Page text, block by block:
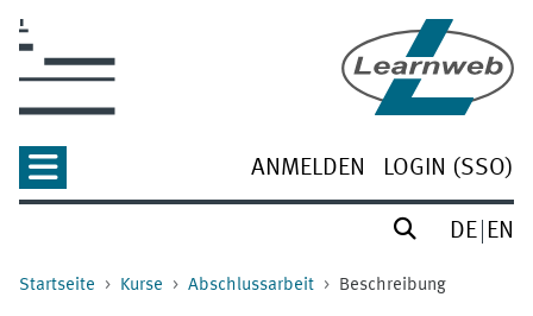
ANMELDEN LOGIN (SSO)
DE EN
Startseite Kurse Abschlussarbeit Beschreibung